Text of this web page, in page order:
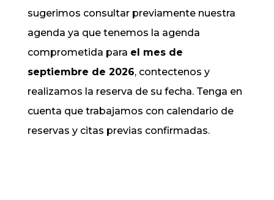
sugerimos consultar previamente nuestra
agenda ya que tenemos la agenda
comprometida para el mes de
septiembre de 2026, contectenos y
realizamos la reserva de su fecha. Tenga en
cuenta que trabajamos con calendario de
reservas y citas previas confirmadas.